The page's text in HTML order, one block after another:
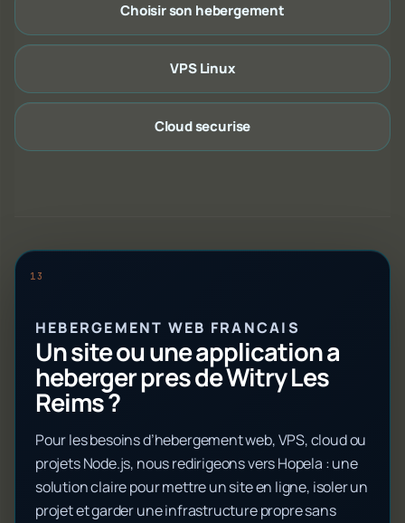
Choisir son hebergement
VPS Linux
Cloud securise
HEBERGEMENT WEB FRANCAIS
Un site ou une application a
heberger pres de Witry Les
Reims ?
Pour les besoins d’hebergement web, VPS, cloud ou
projets Node.js, nous redirigeons vers Hopela : une
solution claire pour mettre un site en ligne, isoler un
projet et garder une infrastructure propre sans